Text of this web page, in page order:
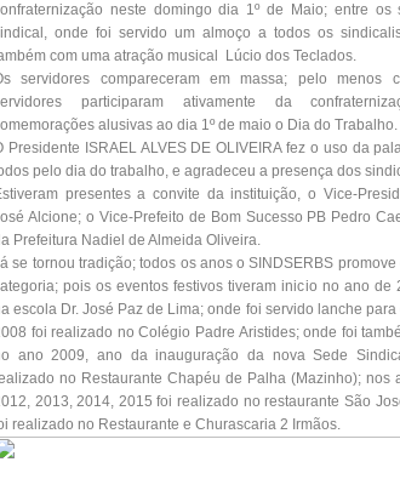
neste domingo dia 1º de Maio; entre os
onde foi servido um almoço a todos os
com uma atração musical Lúcio dos Teclados.
servidores compareceram em massa; pelo
participaram ativamente da
alusivas ao dia 1º de maio o Dia do Trabalho.
Presidente ISRAEL ALVES DE OLIVEIRA fez o uso da
pelo dia do trabalho, e agradeceu a presença dos
presentes a convite da instituição, o Vice-
Alcione; o Vice-Prefeito de Bom Sucesso PB Pedro
Prefeitura Nadiel de Almeida Oliveira.
se tornou tradição; todos os anos o SINDSERBS
pois os eventos festivos tiveram inicio no ano de
escola Dr. José Paz de Lima; onde foi servido lanche
foi realizado no Colégio Padre Aristides; onde foi
ano 2009, ano da inauguração da nova Sede
no Restaurante Chapéu de Palha (Mazinho); nos
2013, 2014, 2015 foi realizado no restaurante São
realizado no Restaurante e Churascaria 2 Irmãos.